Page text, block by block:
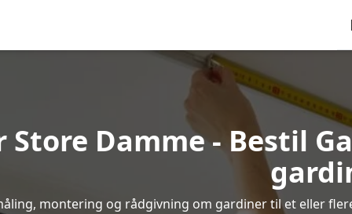
Store Damme - Bestil
montering og rådgivning om gardiner til et eller